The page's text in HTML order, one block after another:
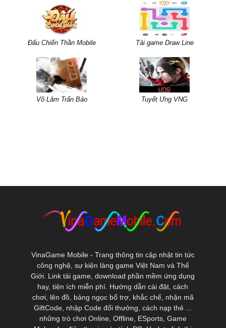
Đấu Chiến Thần Mobile Tải game Draw Line
Võ Lâm Trấn Bảo Tuyết Ưng VNG
VinaGame Mobile - Trang thông tin cập nhật tin tức
công nghệ, sự kiện làng game Việt Nam và Thế
Giới. Link tải game, download phần mềm ứng dụng
hay, tiện ích miễn phí. Hướng dẫn cài đặt, cách
chơi, lên đồ, bảng ngọc bổ trợ, khắc chế, nhận mã
GiftCode, nhập Code đổi thưởng, cách nạp thẻ ...
những trò chơi Online, Offline, ESports, Game